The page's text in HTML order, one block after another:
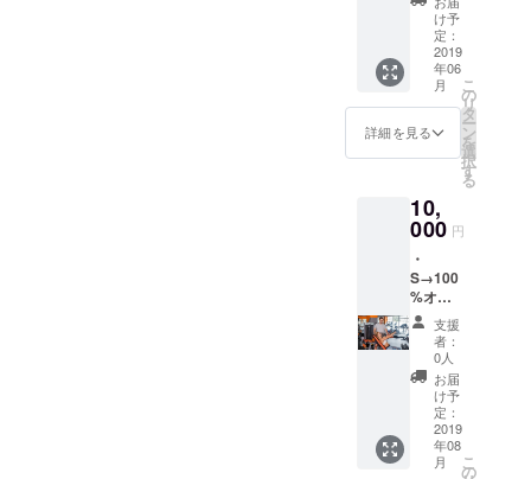
トレのこと
しかないで
す(笑)
グルメも大
好きなの
で、載せて
strive_for_10
S,M,L,X
L(日本
サイズ)
・お礼
のメッ
セージ
を送ら
せて頂
きま
け予
定：
2019
年06
月
詳細を見る
こ
の
リ
タ
ー
ン
を
選
択
す
る
10,
000 円
・
S→100
%オリ
ジナルT
シャツ1
枚 サイ
ズは
S,M,L,X
L(日本
サイズ)
・パー
ソナル1
支援
者：
0人
お届
け予
定：
2019
年08
月
こ
の